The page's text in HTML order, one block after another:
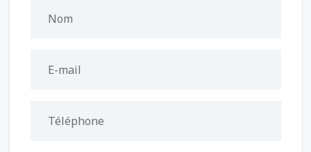
Nom
E-mail
Téléphone